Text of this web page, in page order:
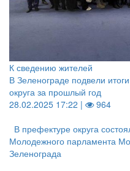
К сведению жителей
В Зеленограде подвели
округа за прошлый год
28.02.2025 17:22 |
964
В префектуре округа
Молодежного парламента
Зеленограда